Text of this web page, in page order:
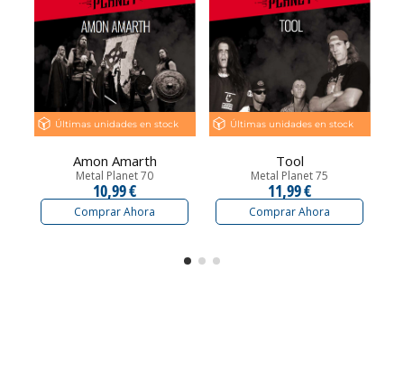
Últimas unidades en stock
Amon Amarth
Metal Planet 70
10,99 €
Comprar Ahora
Últimas unidades en stock
Tool
Metal Planet 75
11,99 €
Comprar Ahora